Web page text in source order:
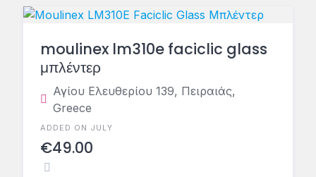
moulinex lm310e faciclic glass
μπλέντερ
Αγίου Ελευθερίου 139, Πειραιάς,
Greece
ADDED ON JULY
€49.00